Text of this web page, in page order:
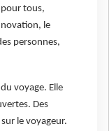
tous,
le
personnes,
voyage. Elle
Des
le voyageur.